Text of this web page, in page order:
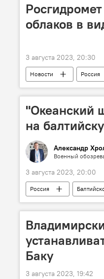
облаков в
3 августа 2023, 20:30
Новости
Россия
Федеральная служба по
"Океанский
на
Александр
Военный
3 августа 2023, 20:00
Россия
Политика
Баку
3 августа 2023, 19:42